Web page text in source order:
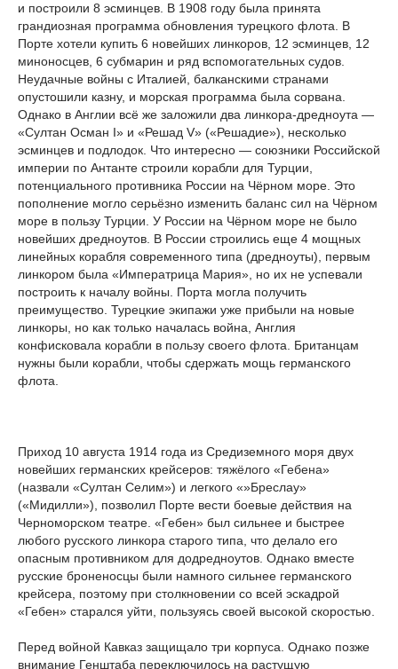
и построили 8 эсминцев. В 1908 году была принята
грандиозная программа обновления турецкого флота. В
Порте хотели купить 6 новейших линкоров, 12 эсминцев, 12
миноносцев, 6 субмарин и ряд вспомогательных судов.
Неудачные войны с Италией, балканскими странами
опустошили казну, и морская программа была сорвана.
Однако в Англии всё же заложили два линкора-дредноута —
«Султан Осман I» и «Решад V» («Решадие»), несколько
эсминцев и подлодок. Что интересно — союзники Российской
империи по Антанте строили корабли для Турции,
потенциального противника России на Чёрном море. Это
пополнение могло серьёзно изменить баланс сил на Чёрном
море в пользу Турции. У России на Чёрном море не было
новейших дредноутов. В России строились еще 4 мощных
линейных корабля современного типа (дредноуты), первым
линкором была «Императрица Мария», но их не успевали
построить к началу войны. Порта могла получить
преимущество. Турецкие экипажи уже прибыли на новые
линкоры, но как только началась война, Англия
конфисковала корабли в пользу своего флота. Британцам
нужны были корабли, чтобы сдержать мощь германского
флота.
Приход 10 августа 1914 года из Средиземного моря двух
новейших германских крейсеров: тяжёлого «Гебена»
(назвали «Султан Селим») и легкого «»Бреслау»
(«Мидилли»), позволил Порте вести боевые действия на
Черноморском театре. «Гебен» был сильнее и быстрее
любого русского линкора старого типа, что делало его
опасным противником для додредноутов. Однако вместе
русские броненосцы были намного сильнее германского
крейсера, поэтому при столкновении со всей эскадрой
«Гебен» старался уйти, пользуясь своей высокой скоростью.
Перед войной Кавказ защищало три корпуса. Однако позже
внимание Генштаба переключилось на растущую